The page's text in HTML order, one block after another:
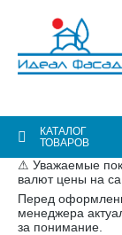
КАТАЛОГ
ТОВАРОВ
⚠ Уважаемые
валют цены на
Перед
менеджера
за понимание.